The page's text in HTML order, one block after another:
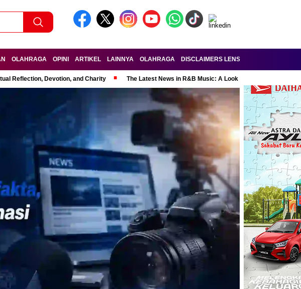
OLAHRAGA OPINI ARTIKEL LAINNYA OLAHRAGA DISCLAIMERS LENSA-RAKYAT.COM
Reflection, Devotion, and Charity The Latest News in R&B Music: A Look at Super Bowl